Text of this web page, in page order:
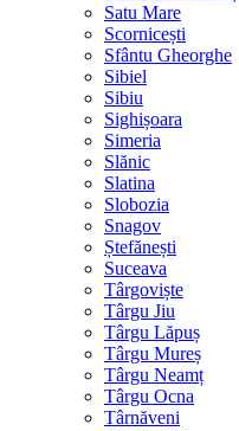
Satu Mare
Scornicești
Sfântu Gheorghe
Sibiel
Sibiu
Sighișoara
Simeria
Slănic
Slatina
Slobozia
Snagov
Ștefănești
Suceava
Târgoviște
Târgu Jiu
Târgu Lăpuș
Târgu Mureș
Târgu Neamț
Târgu Ocna
Târnăveni